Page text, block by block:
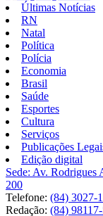
Últimas Notícias
RN
Natal
Política
Polícia
Economia
Brasil
Saúde
Esportes
Cultura
Serviços
Publicações
Edição digital
Sede: Av.
200
Telefone: (84) 3027-
Redação: (84)